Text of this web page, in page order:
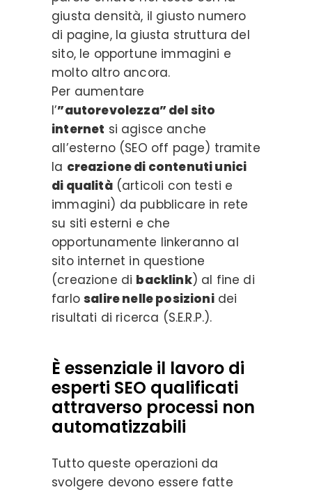
giusta densità, il giusto numero
di pagine, la giusta struttura del
sito, le opportune immagini e
molto altro ancora.
Per aumentare
l’”autorevolezza” del sito
internet si agisce anche
all’esterno (SEO off page) tramite
la creazione di contenuti unici
di qualità(articoli con testi e
immagini) da pubblicare in rete
su siti esterni e che
opportunamente linkeranno al
sito internet in questione
(creazione di backlink) al fine di
farlosalire nelle posizionidei
risultati di ricerca (S.E.R.P.).
È essenziale il lavoro di
esperti SEO qualificati
attraverso processi non
automatizzabili
Tutto queste operazioni da
svolgere devono essere fatte